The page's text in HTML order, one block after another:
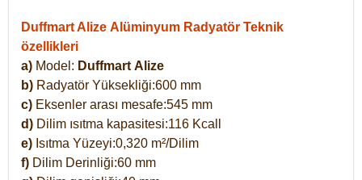
Duffmart Alize Alüminyum Radyatör Teknik
özellikleri
a) Model: Duffmart Alize
b) Radyatör Yüksekliği:600 mm
c) Eksenler arası mesafe:545 mm
d) Dilim ısıtma kapasitesi:116 Kcall
e) Isıtma Yüzeyi:0,320 m²/Dilim
f) Dilim Derinliği:60 mm